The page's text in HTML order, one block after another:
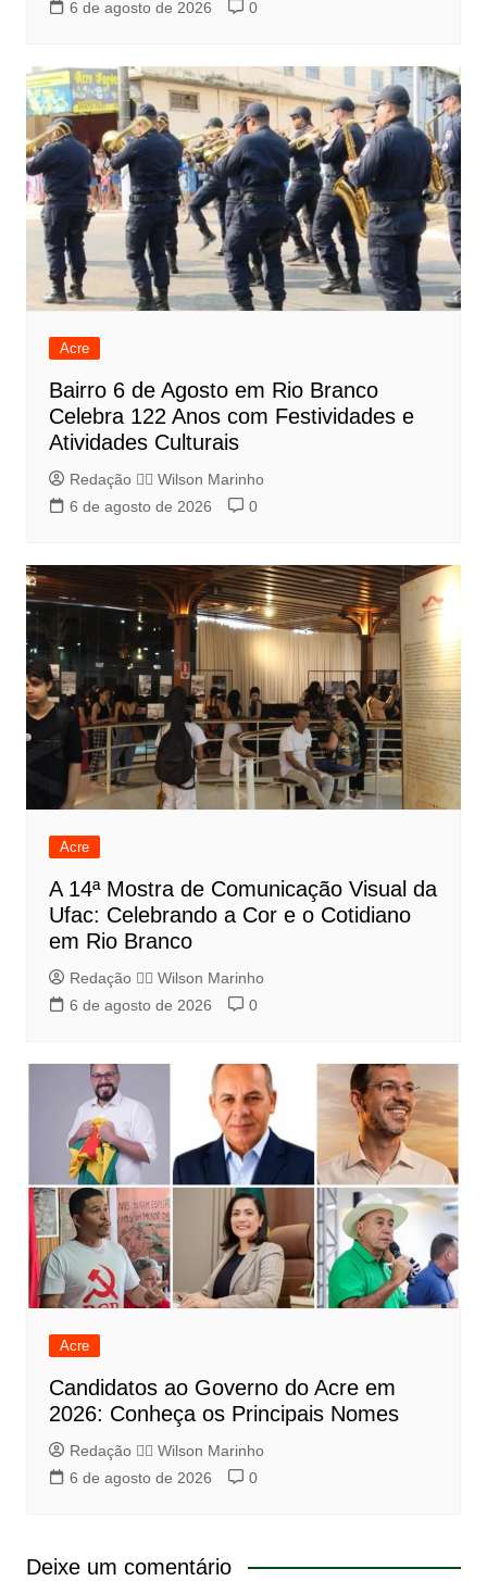
6 de agosto de 2026 0
Acre
Bairro 6 de Agosto em Rio Branco
Celebra 122 Anos com Festividades e
Atividades Culturais
Redação 👨‍⚖️​ Wilson Marinho
6 de agosto de 2026
0
Acre
A 14ª Mostra de Comunicação Visual da
Ufac: Celebrando a Cor e o Cotidiano
em Rio Branco
Redação 👨‍⚖️​ Wilson Marinho
6 de agosto de 2026
0
Acre
Candidatos ao Governo do Acre em
2026: Conheça os Principais Nomes
Redação 👨‍⚖️​ Wilson Marinho
6 de agosto de 2026
0
Deixe um comentário